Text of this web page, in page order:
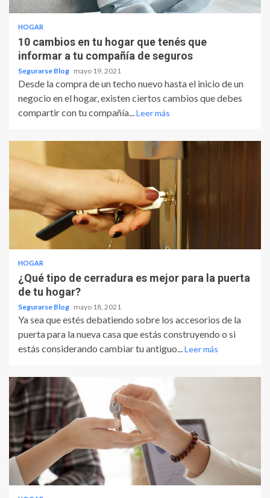
HOGAR
10 cambios en tu hogar que tenés que
informar a tu compañía de seguros
Segurarse Blog mayo 19, 2021
Desde la compra de un techo nuevo hasta el inicio de un
negocio en el hogar, existen ciertos cambios que debes
compartir con tu compañía...Leer más
HOGAR
¿Qué tipo de cerradura es mejor para la puerta
de tu hogar?
Segurarse Blog mayo 18, 2021
Ya sea que estés debatiendo sobre los accesorios de la
puerta para la nueva casa que estás construyendo o si
estás considerando cambiar tu antiguo...Leer más